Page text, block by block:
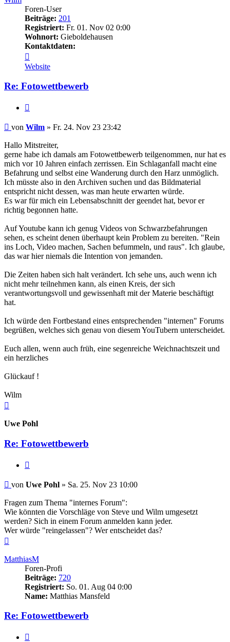
Foren-User
Beiträge: 201
Registriert: Fr. 01. Nov 02 0:00
Wohnort: Gieboldehausen
Kontaktdaten:
von
Wilm
Website
Re: Fotowettbewerb
Beitrag
von Wilm » Fr. 24. Nov 23 23:42
Hallo Mitstreiter,
gerne habe ich damals am Fotowettbewerb teilgenommen, nur hat es
mich vor 10 Jahren einfach zerrissen. Ein Schlaganfall macht eine
Befahrung und selbst eine Wanderung durch den Harz unmöglich.
Ich müsste also in den Archiven suchen und das Bildmaterial
entspricht nicht dessen, was man heute erwarten würde.
Es war für mich ein Lebensabschnitt der geendet hat, bevor er
richtig begonnen hatte.
Auf Youtube kann ich genug Videos von Schwarzbefahrungen
sehen, es scheint denen überhaupt kein Problem zu bereiten. "Rein
ins Loch, Video machen, Sachen befummeln, und raus". Ich glaube,
das war hier niemals die Intention von jemanden.
Die Zeiten haben sich halt verändert. Ich sehe uns, auch wenn ich
nicht mehr teilnehmen kann, als einen Kreis, der sich
verantwortungsvoll und gewissenhaft mit der Materie beschäftigt
hat.
Ich würde den Fortbestand eines entsprechenden "internen" Forums
begrüßen, welches sich genau von diesem YouTubern unterscheidet.
Euch allen, wenn auch früh, eine segenreiche Weichnachtszeit und
ein herzliches
Glückauf !
Wilm
Uwe Pohl
Re: Fotowettbewerb
Beitrag
von Uwe Pohl » Sa. 25. Nov 23 10:00
Fragen zum Thema "internes Forum":
Wie könnten die Vorschläge von Steve und Wilm umgesetzt
werden? Sich in einem Forum anmelden kann jeder.
Wer würde "reingelassen"? Wer entscheidet das?
MatthiasM
Foren-Profi
Beiträge: 720
Registriert: So. 01. Aug 04 0:00
Name: Matthias Mansfeld
Re: Fotowettbewerb